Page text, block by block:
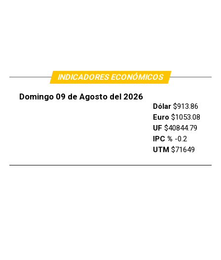
INDICADORES ECONÓMICOS
Domingo 09 de Agosto del 2026
Dólar$913.86
Euro $1053.08
UF $40844.79
IPC % -0.2
UTM$71649